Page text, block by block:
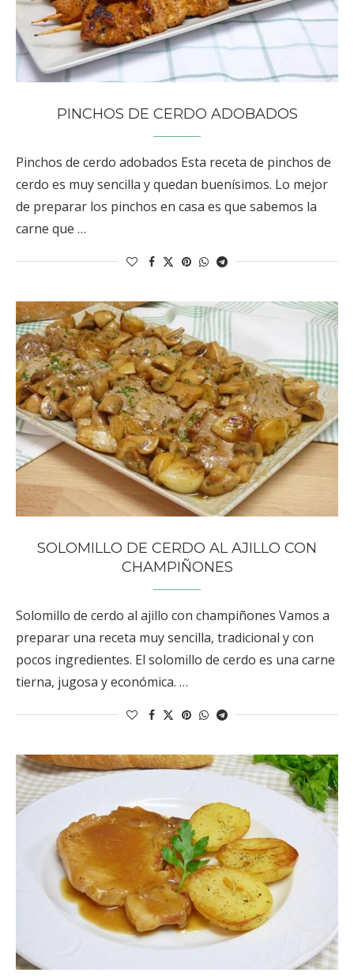
PINCHOS DE CERDO ADOBADOS
Pinchos de cerdo adobados Esta receta de pinchos de
cerdo es muy sencilla y quedan buenísimos. Lo mejor
de preparar los pinchos en casa es que sabemos la
carne que …
SOLOMILLO DE CERDO AL AJILLO CON
CHAMPIÑONES
Solomillo de cerdo al ajillo con champiñones Vamos a
preparar una receta muy sencilla, tradicional y con
pocos ingredientes. El solomillo de cerdo es una carne
tierna, jugosa y económica. …